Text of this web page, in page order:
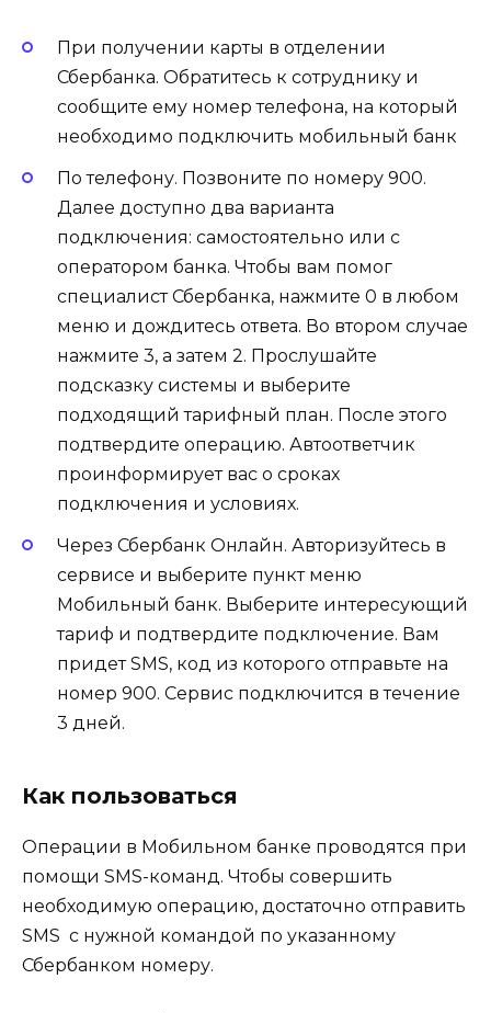
При получении карты в отделении
Сбербанка. Обратитесь к сотруднику и
сообщите ему номер телефона, на который
необходимо подключить мобильный банк
По телефону. Позвоните по номеру 900.
Далее доступно два варианта
подключения: самостоятельно или с
оператором банка. Чтобы вам помог
специалист Сбербанка, нажмите 0 в любом
меню и дождитесь ответа. Во втором случае
нажмите 3, а затем 2. Прослушайте
подсказку системы и выберите
подходящий тарифный план. После этого
подтвердите операцию. Автоответчик
проинформирует вас о сроках
подключения и условиях.
Через Сбербанк Онлайн. Авторизуйтесь в
сервисе и выберите пункт меню
Мобильный банк. Выберите интересующий
тариф и подтвердите подключение. Вам
придет SMS, код из которого отправьте на
номер 900. Сервис подключится в течение
3 дней.
Как пользоваться
Операции в Мобильном банке проводятся при
помощи SMS-команд. Чтобы совершить
необходимую операцию, достаточно отправить
SMS с нужной командой по указанному
Сбербанком номеру.